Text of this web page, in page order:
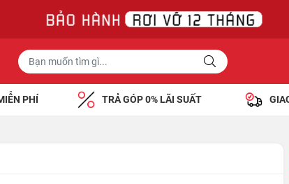
PHÍ TRẢ GÓP 0% LÃI SUẤT